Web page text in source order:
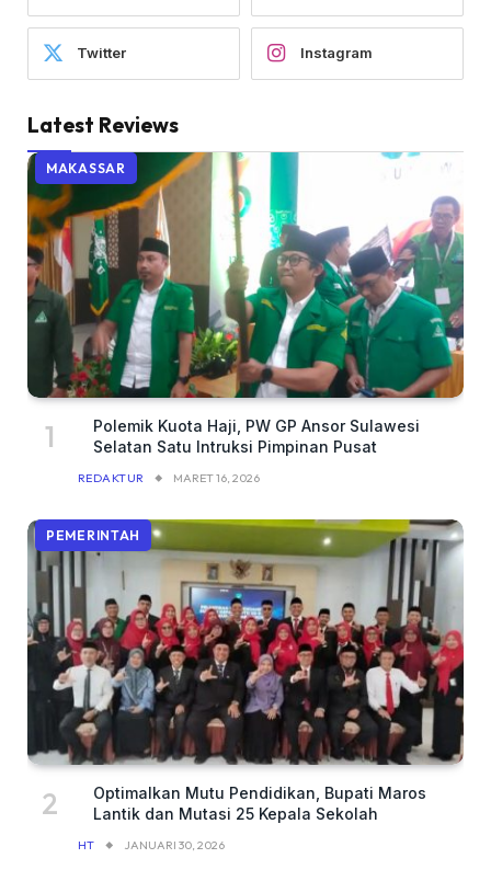
Twitter Instagram
Latest Reviews
MAKASSAR
Polemik Kuota Haji, PW GP Ansor Sulawesi
Selatan Satu Intruksi Pimpinan Pusat
REDAKTUR MARET 16, 2026
PEMERINTAH
Optimalkan Mutu Pendidikan, Bupati Maros
Lantik dan Mutasi 25 Kepala Sekolah
HT JANUARI 30, 2026